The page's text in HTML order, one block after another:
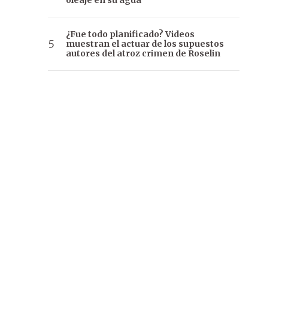
¿Fue todo planificado? Videos
muestran el actuar de los supuestos
autores del atroz crimen de Roselin